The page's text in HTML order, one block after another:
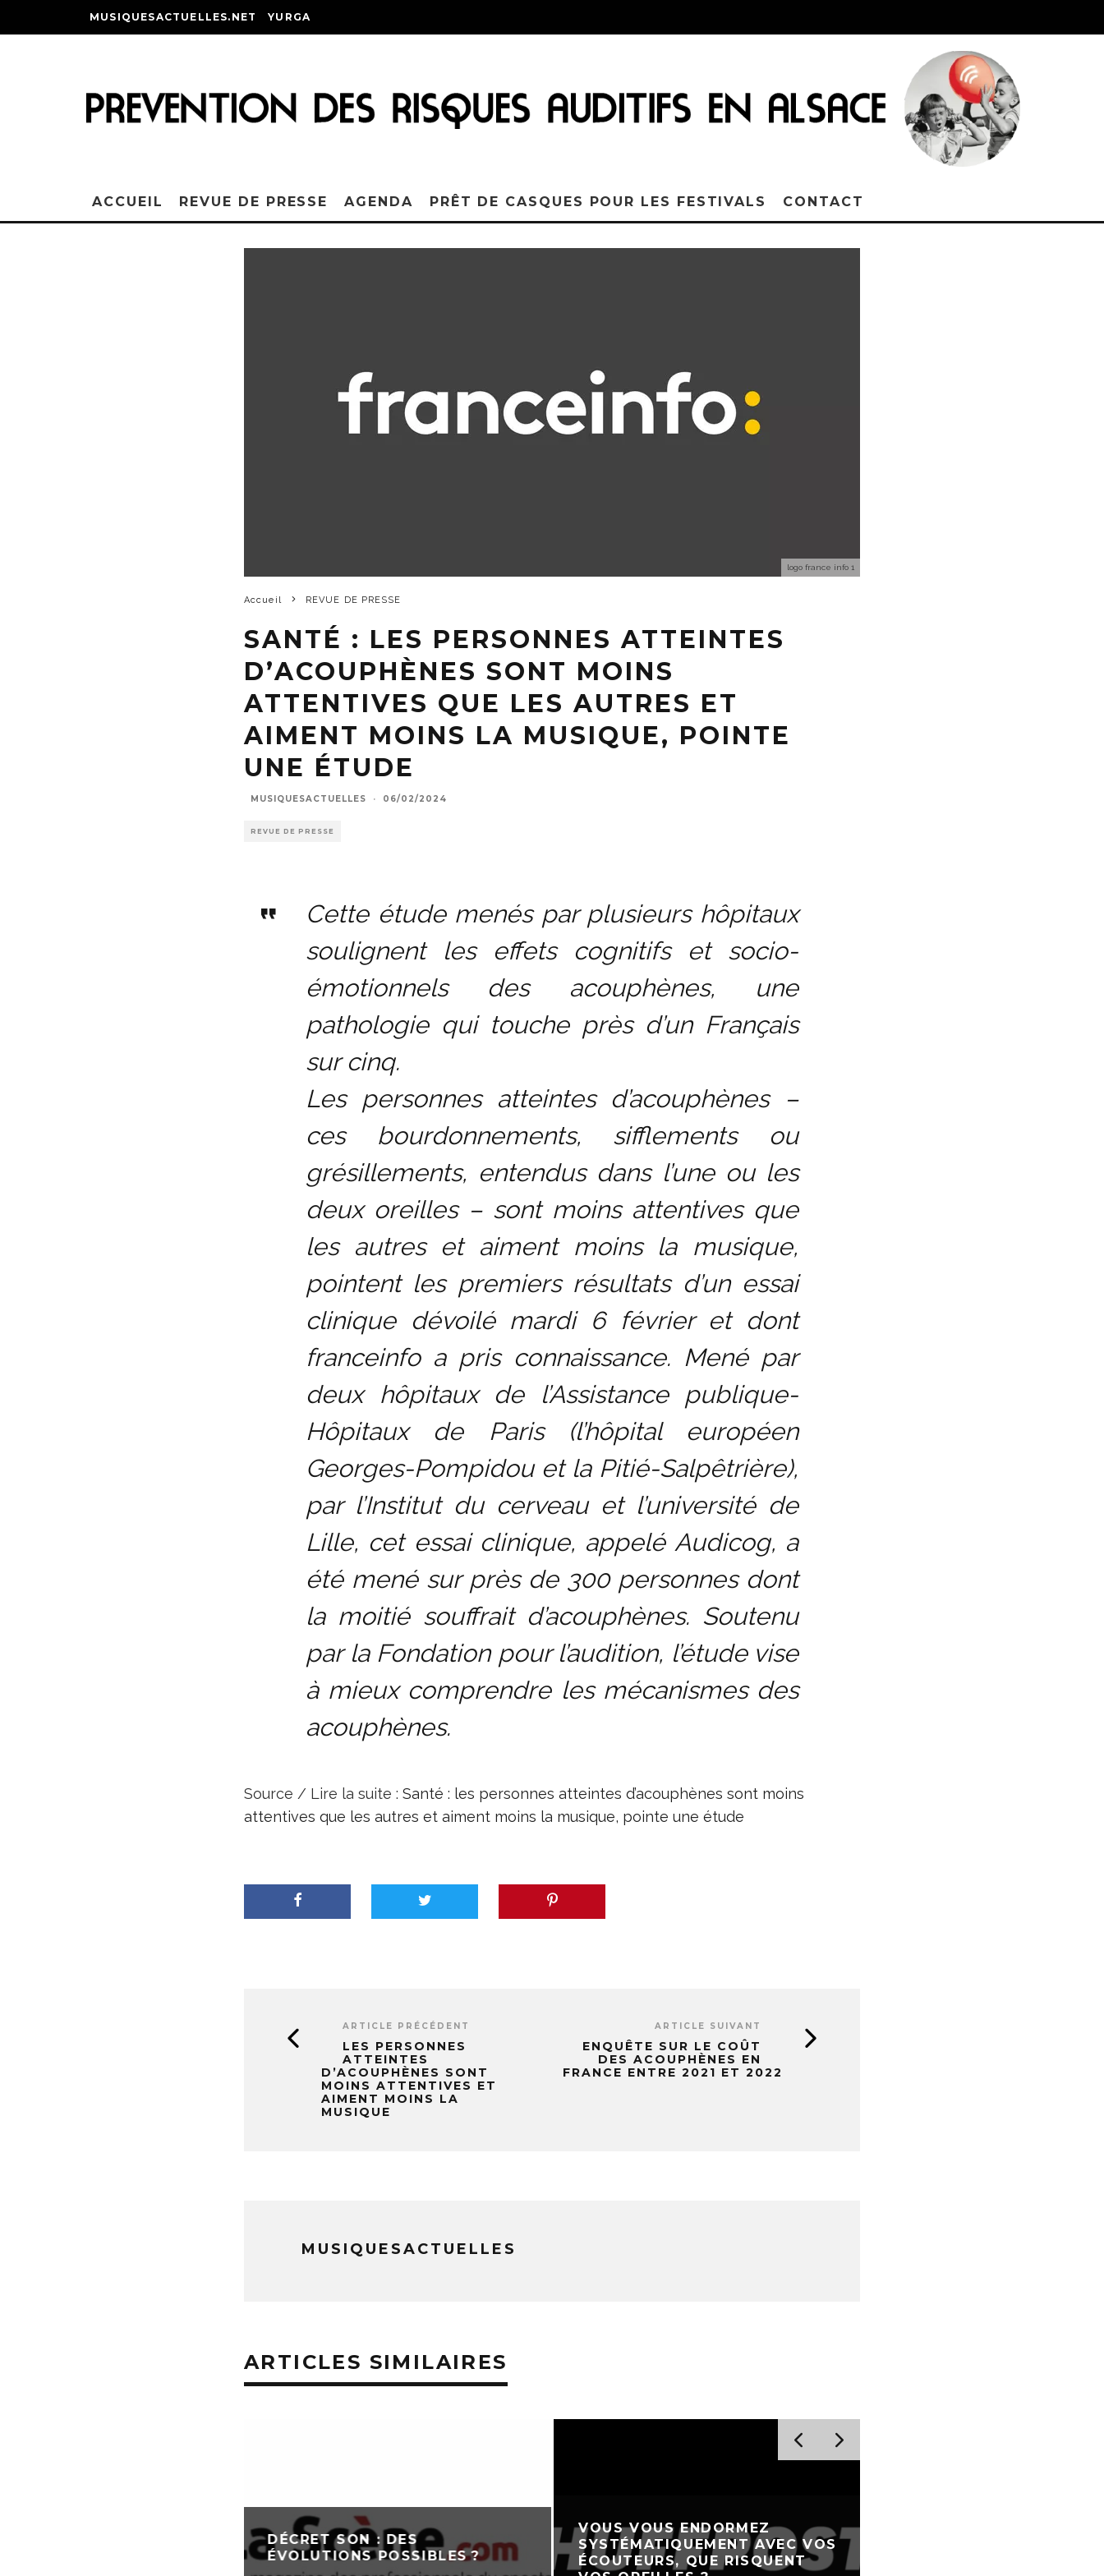
MUSIQUESACTUELLES.NET YURGA
ACCUEIL REVUE DE PRESSE AGENDA PRÊT DE CASQUES POUR LES FESTIVALS CONTACT
logo france info 1
Accueil REVUE DE PRESSE
SANTÉ : LES PERSONNES ATTEINTES
D’ACOUPHÈNES SONT MOINS
ATTENTIVES QUE LES AUTRES ET
AIMENT MOINS LA MUSIQUE, POINTE
UNE ÉTUDE
MUSIQUESACTUELLES · 06/02/2024
REVUE DE PRESSE
Cette étude menés par plusieurs hôpitaux
soulignent les effets cognitifs et socio-
émotionnels des acouphènes, une
pathologie qui touche près d’un Français
sur cinq.
Les personnes atteintes d’acouphènes –
ces bourdonnements, sifflements ou
grésillements, entendus dans l’une ou les
deux oreilles – sont moins attentives que
les autres et aiment moins la musique,
pointent les premiers résultats d’un essai
clinique dévoilé mardi 6 février et dont
franceinfo a pris connaissance. Mené par
deux hôpitaux de l’Assistance publique-
Hôpitaux de Paris (l’hôpital européen
Georges-Pompidou et la Pitié-Salpêtrière),
par l’Institut du cerveau et l’université de
Lille, cet essai clinique, appelé Audicog, a
été mené sur près de 300 personnes dont
la moitié souffrait d’acouphènes. Soutenu
par la Fondation pour l’audition, l’étude vise
à mieux comprendre les mécanismes des
acouphènes.
Source / Lire la suite : Santé : les personnes atteintes d’acouphènes sont moins
attentives que les autres et aiment moins la musique, pointe une étude
ARTICLE PRÉCÉDENT
LES PERSONNES
ATTEINTES
D’ACOUPHÈNES SONT
MOINS ATTENTIVES ET
AIMENT MOINS LA
MUSIQUE
ARTICLE SUIVANT
ENQUÊTE SUR LE COÛT
DES ACOUPHÈNES EN
FRANCE ENTRE 2021 ET 2022
MUSIQUESACTUELLES
ARTICLES SIMILAIRES
DÉCRET SON : DES
ÉVOLUTIONS POSSIBLES ?
VOUS VOUS ENDORMEZ
SYSTÉMATIQUEMENT AVEC VOS
ÉCOUTEURS, QUE RISQUENT